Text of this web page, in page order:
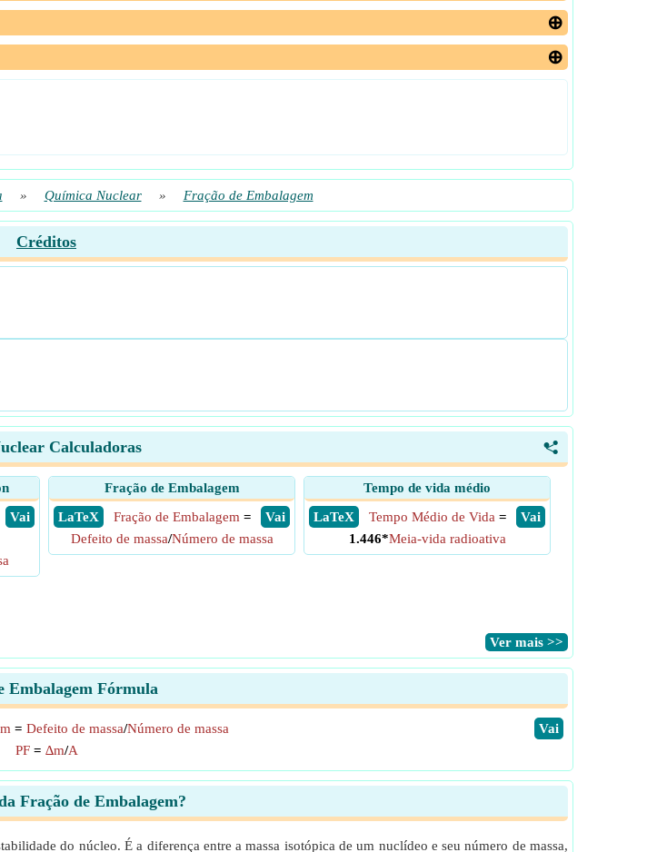
» Química Nuclear » Fração de Embalagem
Créditos
<
Calculadoras
​ Vai
Fração de Embalagem
​ LaTeX
​ Vai
Fração de Embalagem =
Defeito de massa/Número de massa
Tempo de vida médio
​ LaTeX
​ Vai
Tempo Médio de Vida =
1.446*Meia-vida radioativa
​Ver mais >>
Embalagem Fórmula
​Vai
= Defeito de massa/Número de massa
PF= ∆m/A
Fração de Embalagem?
do núcleo. É a diferença entre a massa isotópica de um nuclídeo e seu número de massa,